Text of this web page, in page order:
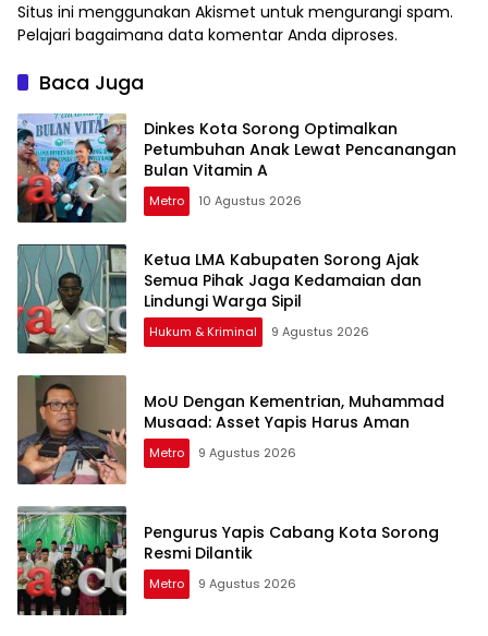
Situs ini menggunakan Akismet untuk mengurangi spam.
Pelajari bagaimana data komentar Anda diproses.
Baca Juga
Dinkes Kota Sorong Optimalkan
Petumbuhan Anak Lewat Pencanangan
Bulan Vitamin A
Metro 10 Agustus 2026
Ketua LMA Kabupaten Sorong Ajak
Semua Pihak Jaga Kedamaian dan
Lindungi Warga Sipil
Hukum & Kriminal 9 Agustus 2026
MoU Dengan Kementrian, Muhammad
Musaad: Asset Yapis Harus Aman
Metro 9 Agustus 2026
Pengurus Yapis Cabang Kota Sorong
Resmi Dilantik
Metro 9 Agustus 2026